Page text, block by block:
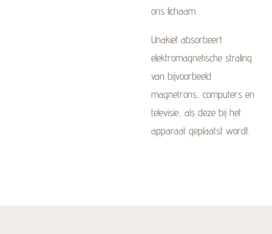
ons lichaam.
Unakiet absorbeert
elektromagnetische straling
van bijvoorbeeld
magnetrons, computers en
televisie, als deze bij het
apparaat geplaatst wordt.